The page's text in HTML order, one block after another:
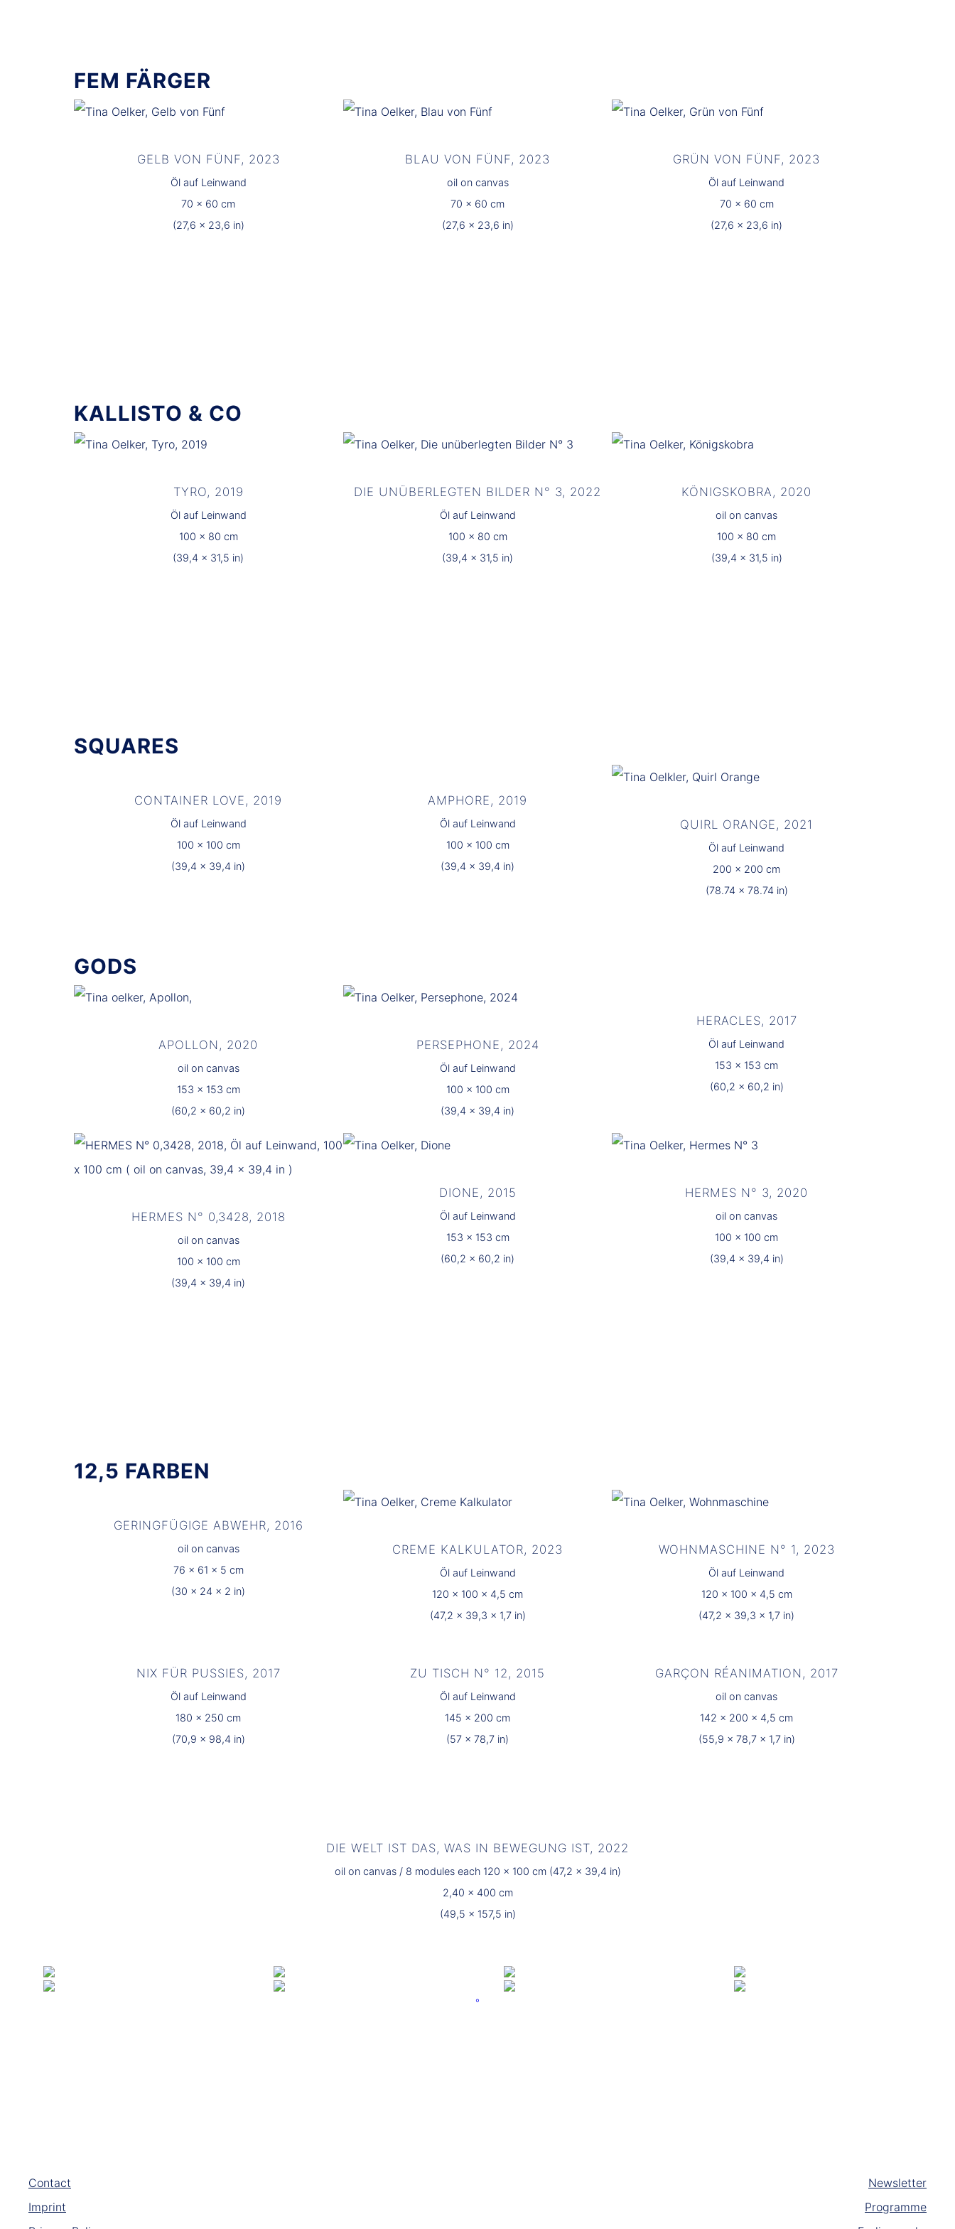
FEM FÄRGER
GELB VON FÜNF, 2023
Öl auf Leinwand
70 x 60 cm
(27,6 x 23,6 in)
BLAU VON FÜNF, 2023
oil on canvas
70 x 60 cm
(27,6 x 23,6 in)
GRÜN VON FÜNF, 2023
Öl auf Leinwand
70 x 60 cm
(27,6 x 23,6 in)
KALLISTO & CO
TYRO, 2019
Öl auf Leinwand
100 x 80 cm
(39,4 x 31,5 in)
DIE UNÜBERLEGTEN BILDER N° 3, 2022
Öl auf Leinwand
100 x 80 cm
(39,4 x 31,5 in)
KÖNIGSKOBRA, 2020
oil on canvas
100 x 80 cm
(39,4 x 31,5 in)
SQUARES
CONTAINER LOVE, 2019
Öl auf Leinwand
100 x 100 cm
(39,4 x 39,4 in)
AMPHORE, 2019
Öl auf Leinwand
100 x 100 cm
(39,4 x 39,4 in)
QUIRL ORANGE, 2021
Öl auf Leinwand
200 x 200 cm
(78.74 x 78.74 in)
GODS
APOLLON, 2020
oil on canvas
153 x 153 cm
(60,2 x 60,2 in)
PERSEPHONE, 2024
Öl auf Leinwand
100 x 100 cm
(39,4 x 39,4 in)
HERACLES, 2017
Öl auf Leinwand
153 x 153 cm
(60,2 x 60,2 in)
HERMES N° 0,3428, 2018
oil on canvas
100 x 100 cm
(39,4 x 39,4 in)
DIONE, 2015
Öl auf Leinwand
153 x 153 cm
(60,2 x 60,2 in)
HERMES N° 3, 2020
oil on canvas
100 x 100 cm
(39,4 x 39,4 in)
12,5 FARBEN
GERINGFÜGIGE ABWEHR, 2016
oil on canvas
76 x 61 x 5 cm
(30 x 24 x 2 in)
CREME KALKULATOR, 2023
Öl auf Leinwand
120 x 100 x 4,5 cm
(47,2 x 39,3 x 1,7 in)
WOHNMASCHINE N° 1, 2023
Öl auf Leinwand
120 x 100 x 4,5 cm
(47,2 x 39,3 x 1,7 in)
NIX FÜR PUSSIES, 2017
Öl auf Leinwand
180 x 250 cm
(70,9 x 98,4 in)
ZU TISCH N° 12, 2015
Öl auf Leinwand
145 x 200 cm
(57 x 78,7 in)
GARÇON RÉANIMATION, 2017
oil on canvas
142 x 200 x 4,5 cm
(55,9 x 78,7 x 1,7 in)
DIE WELT IST DAS, WAS IN BEWEGUNG IST, 2022
oil on canvas / 8 modules each 120 x 100 cm (47,2 x 39,4 in)
2,40 x 400 cm
(49,5 x 157,5 in)
°
Contact
Imprint
Newsletter
Programme